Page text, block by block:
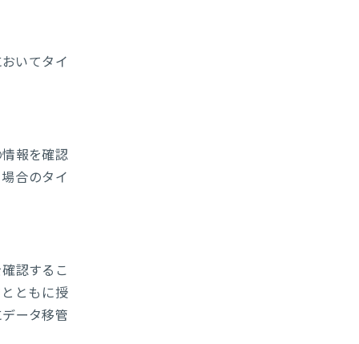
いてタイ
報を確認
合のタイ
認するこ
ともに授
ータ移管